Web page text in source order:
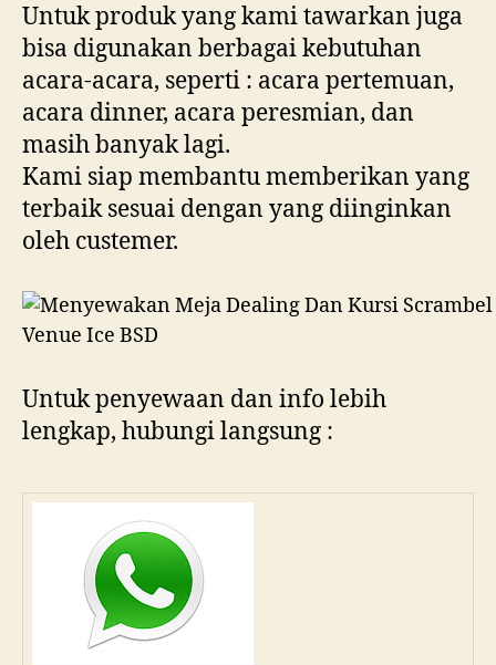
Untuk produk yang kami tawarkan juga
bisa digunakan berbagai kebutuhan
acara-acara, seperti : acara pertemuan,
acara dinner, acara peresmian, dan
masih banyak lagi.
Kami siap membantu memberikan yang
terbaik sesuai dengan yang diinginkan
oleh custemer.
Untuk penyewaan dan info lebih
lengkap, hubungi langsung :